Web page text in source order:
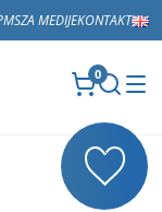
ZA MEDIJEKONTAKT
0